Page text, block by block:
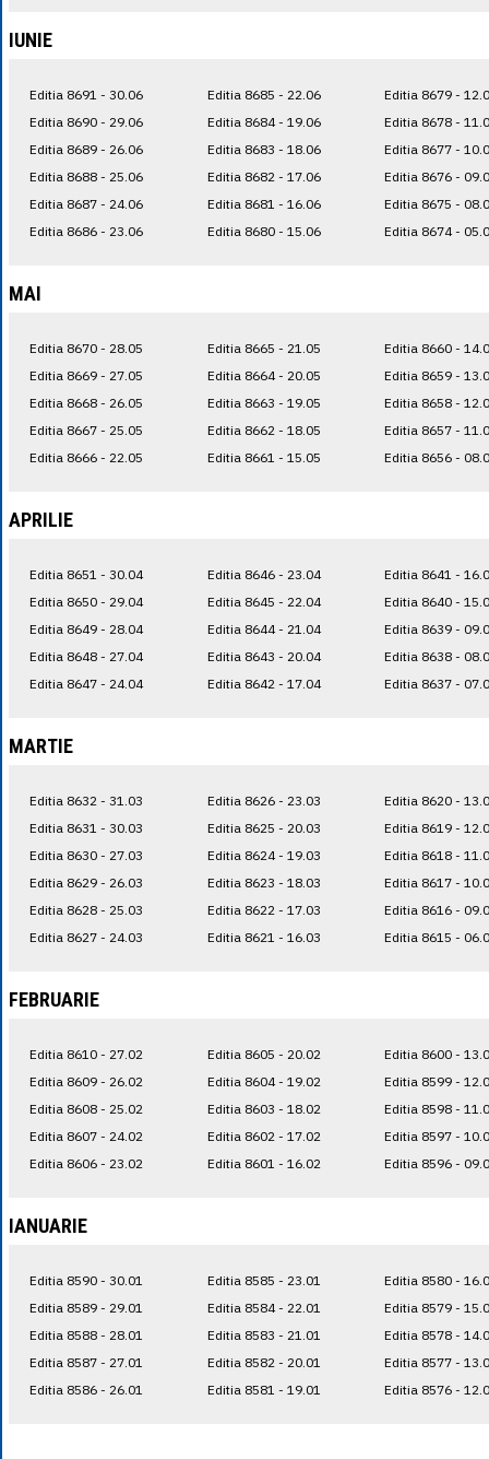
IUNIE
Editia 8691 - 30.06
Editia 8690 - 29.06
Editia 8689 - 26.06
Editia 8688 - 25.06
Editia 8687 - 24.06
Editia 8686 - 23.06
Editia 8685 - 22.06
Editia 8684 - 19.06
Editia 8683 - 18.06
Editia 8682 - 17.06
Editia 8681 - 16.06
Editia 8680 - 15.06
Editia 8679 -
Editia 8678 -
Editia 8677 -
Editia 8676 -
Editia 8675 -
Editia 8674 -
MAI
Editia 8670 - 28.05
Editia 8669 - 27.05
Editia 8668 - 26.05
Editia 8667 - 25.05
Editia 8666 - 22.05
Editia 8665 - 21.05
Editia 8664 - 20.05
Editia 8663 - 19.05
Editia 8662 - 18.05
Editia 8661 - 15.05
Editia 8660 -
Editia 8659 -
Editia 8658 -
Editia 8657 -
Editia 8656 -
APRILIE
Editia 8651 - 30.04
Editia 8650 - 29.04
Editia 8649 - 28.04
Editia 8648 - 27.04
Editia 8647 - 24.04
Editia 8646 - 23.04
Editia 8645 - 22.04
Editia 8644 - 21.04
Editia 8643 - 20.04
Editia 8642 - 17.04
Editia 8641 -
Editia 8640 -
Editia 8639 -
Editia 8638 -
Editia 8637 -
MARTIE
Editia 8632 - 31.03
Editia 8631 - 30.03
Editia 8630 - 27.03
Editia 8629 - 26.03
Editia 8628 - 25.03
Editia 8627 - 24.03
Editia 8626 - 23.03
Editia 8625 - 20.03
Editia 8624 - 19.03
Editia 8623 - 18.03
Editia 8622 - 17.03
Editia 8621 - 16.03
Editia 8620 -
Editia 8619 -
Editia 8618 -
Editia 8617 -
Editia 8616 -
Editia 8615 -
FEBRUARIE
Editia 8610 - 27.02
Editia 8609 - 26.02
Editia 8608 - 25.02
Editia 8607 - 24.02
Editia 8606 - 23.02
Editia 8605 - 20.02
Editia 8604 - 19.02
Editia 8603 - 18.02
Editia 8602 - 17.02
Editia 8601 - 16.02
Editia 8600 -
Editia 8599 -
Editia 8598 -
Editia 8597 -
Editia 8596 -
IANUARIE
Editia 8590 - 30.01
Editia 8589 - 29.01
Editia 8588 - 28.01
Editia 8587 - 27.01
Editia 8586 - 26.01
Editia 8585 - 23.01
Editia 8584 - 22.01
Editia 8583 - 21.01
Editia 8582 - 20.01
Editia 8581 - 19.01
Editia 8580 -
Editia 8579 -
Editia 8578 -
Editia 8577 -
Editia 8576 -